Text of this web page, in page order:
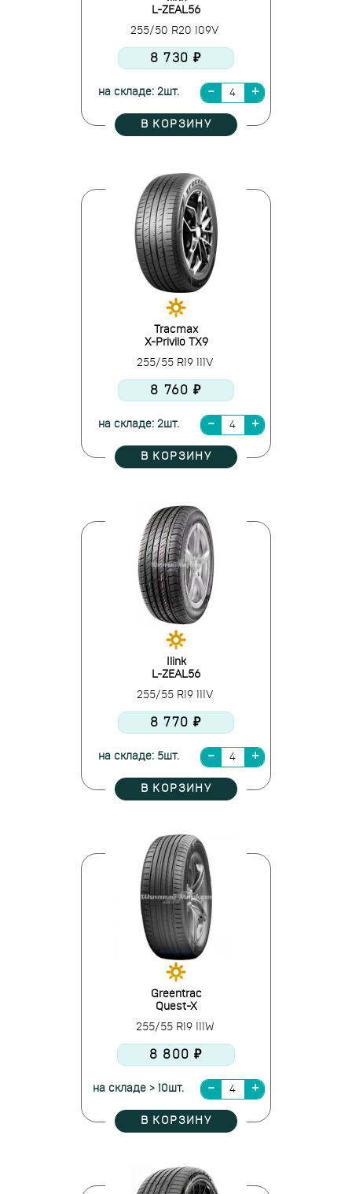
L-ZEAL56
255/50 R20 109V
8 730 ₽
на складе: 2шт.
В КОРЗИНУ
Tracmax
X-Privilo TX9
255/55 R19 111V
8 760 ₽
на складе: 2шт.
В КОРЗИНУ
Ilink
L-ZEAL56
255/55 R19 111V
8 770 ₽
на складе: 5шт.
В КОРЗИНУ
Greentrac
Quest-X
255/55 R19 111W
8 800 ₽
на складе > 10шт.
В КОРЗИНУ